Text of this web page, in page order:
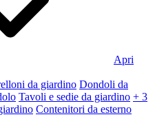
Apri
da giardino Dondoli da
Tavoli e sedie da giardino + 3
Contenitori da esterno